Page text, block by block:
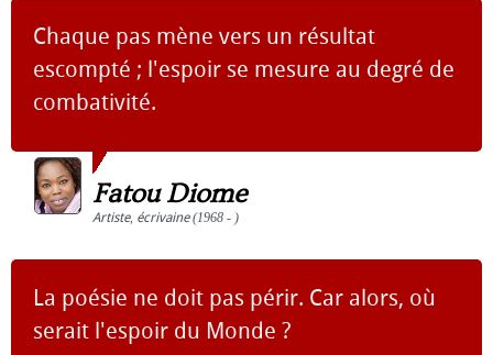
Chaque pas mène vers un résultat
escompté ; l'espoir se mesure au degré de
combativité.
Fatou Diome
Artiste, écrivaine(1968 - )
La poésie ne doit pas périr. Car alors, où
serait l'espoir du Monde ?